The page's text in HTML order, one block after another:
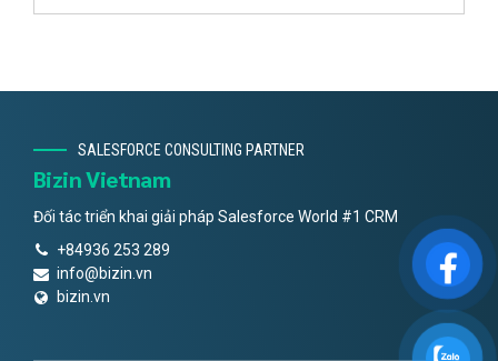
SALESFORCE CONSULTING PARTNER
Bizin Vietnam
Đối tác triển khai giải pháp Salesforce World #1 CRM
+84936 253 289
info@bizin.vn
bizin.vn